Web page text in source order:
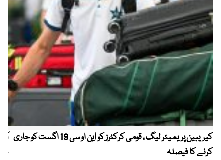
کیریبین پریمیئر لیگ ، قومی کرکٹرز کو این او سی 19 اگست کو جاری
کرنے کا فیصلہ